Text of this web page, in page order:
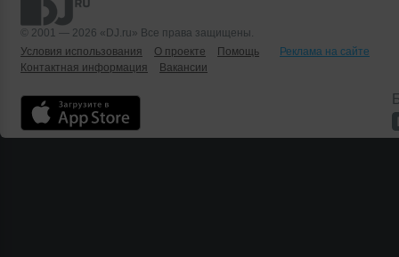
© 2001 — 2026 «DJ.ru» Все права защищены.
Условия использования
О проекте Помощь
Реклама на сайте
Контактная информация
Вакансии